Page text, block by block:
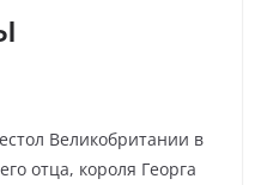
Великобритании в
отца, короля Георга